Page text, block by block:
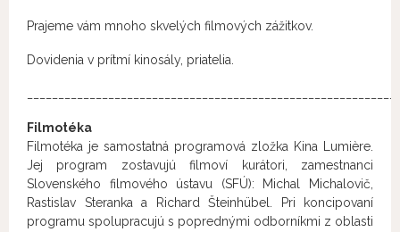
Prajeme vám mnoho skvelých filmových zážitkov.
Dovidenia v prítmí kinosály, priatelia.
Filmotéka
Filmotéka je samostatná programová zložka Kina Lumière.
Jej program zostavujú filmoví kurátori, zamestnanci
Slovenského filmového ústavu (SFÚ): Michal Michalovič,
Rastislav Steranka a Richard Šteinhübel. Pri koncipovaní
programu spolupracujú s poprednými odborníkmi z oblasti